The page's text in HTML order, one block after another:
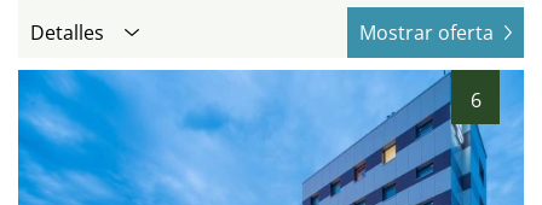
Detalles Mostrar oferta
6